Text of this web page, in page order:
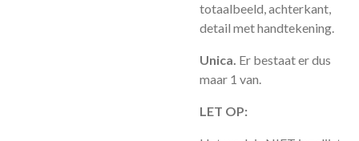
totaalbeeld, achterkant,
detail met handtekening.
Unica. Er bestaat er dus
maar 1 van.
LET OP: